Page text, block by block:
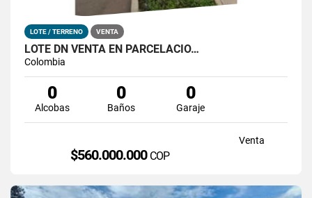
LOTE / TERRENO VENTA
LOTE DN VENTA EN PARCELACIO…
Colombia
0
Alcobas
0
Baños
0
Garaje
Venta
$560.000.000 COP